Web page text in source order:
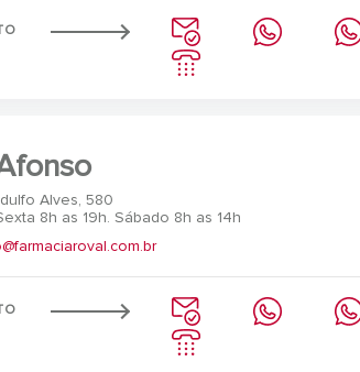
Alves, 580
8h as 19h. Sábado 8h as 14h